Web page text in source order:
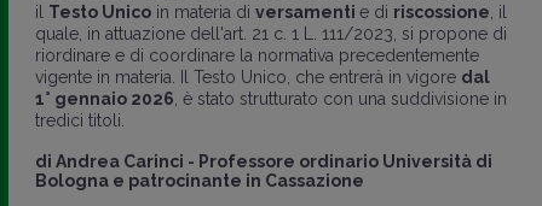
il Testo Unicoin materia di versamenti e di riscossione , il
quale, in attuazione dell'art. 21 c. 1 L. 111/2023, si propone di
riordinare e di coordinare la normativa precedentemente
vigente in materia. Il Testo Unico, che entrerà in vigore dal
1° gennaio 2026 , è stato strutturato con una suddivisione in
tredici titoli.
di Andrea Carinci - Professore ordinario Università di
Bologna e patrocinante in Cassazione